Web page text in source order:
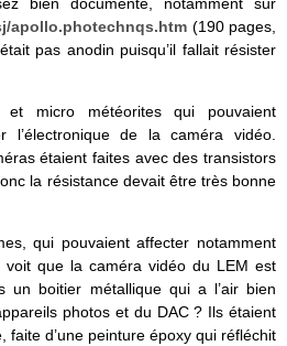
apollo.photechnqs.htm (190 pages,
pas anodin puisqu’il fallait résister
et micro météorites qui pouvaient
l’électronique de la caméra vidéo.
étaient faites avec des transistors
la résistance devait être très bonne
qui pouvaient affecter notamment
voit que la caméra vidéo du LEM est
un boitier métallique qui a l’air bien
photos et du DAC ? Ils étaient
faite d’une peinture époxy qui réfléchit